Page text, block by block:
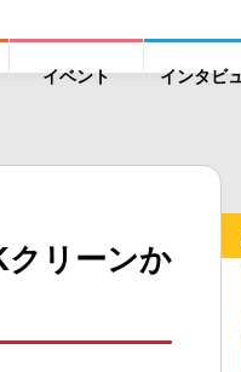
イベント インタビ
リーンか